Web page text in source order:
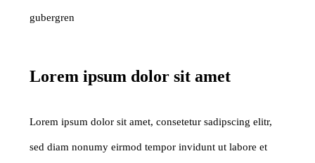
gubergren
Lorem ipsum dolor sit amet
Lorem ipsum dolor sit amet, consetetur sadipscing elitr,
sed diam nonumy eirmod tempor invidunt ut labore et